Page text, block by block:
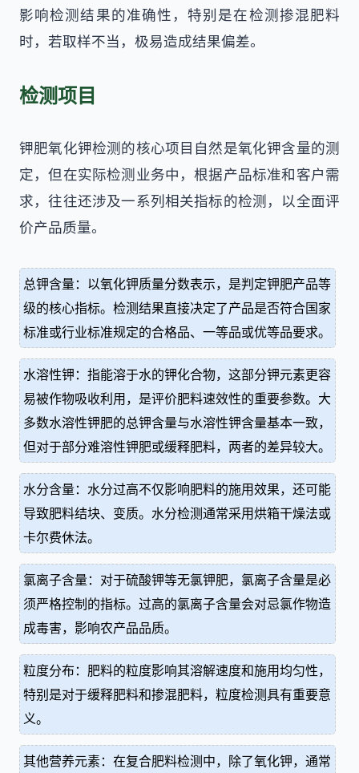
影响检测结果的准确性，特别是在检测掺混肥料
时，若取样不当，极易造成结果偏差。
检测项目
钾肥氧化钾检测的核心项目自然是氧化钾含量的测
定，但在实际检测业务中，根据产品标准和客户需
求，往往还涉及一系列相关指标的检测，以全面评
价产品质量。
总钾含量：以氧化钾质量分数表示，是判定钾肥产品等
级的核心指标。检测结果直接决定了产品是否符合国家
标准或行业标准规定的合格品、一等品或优等品要求。
水溶性钾：指能溶于水的钾化合物，这部分钾元素更容
易被作物吸收利用，是评价肥料速效性的重要参数。大
多数水溶性钾肥的总钾含量与水溶性钾含量基本一致，
但对于部分难溶性钾肥或缓释肥料，两者的差异较大。
水分含量：水分过高不仅影响肥料的施用效果，还可能
导致肥料结块、变质。水分检测通常采用烘箱干燥法或
卡尔费休法。
氯离子含量：对于硫酸钾等无氯钾肥，氯离子含量是必
须严格控制的指标。过高的氯离子含量会对忌氯作物造
成毒害，影响农产品品质。
粒度分布：肥料的粒度影响其溶解速度和施用均匀性，
特别是对于缓释肥料和掺混肥料，粒度检测具有重要意
义。
其他营养元素：在复合肥料检测中，除了氧化钾，通常